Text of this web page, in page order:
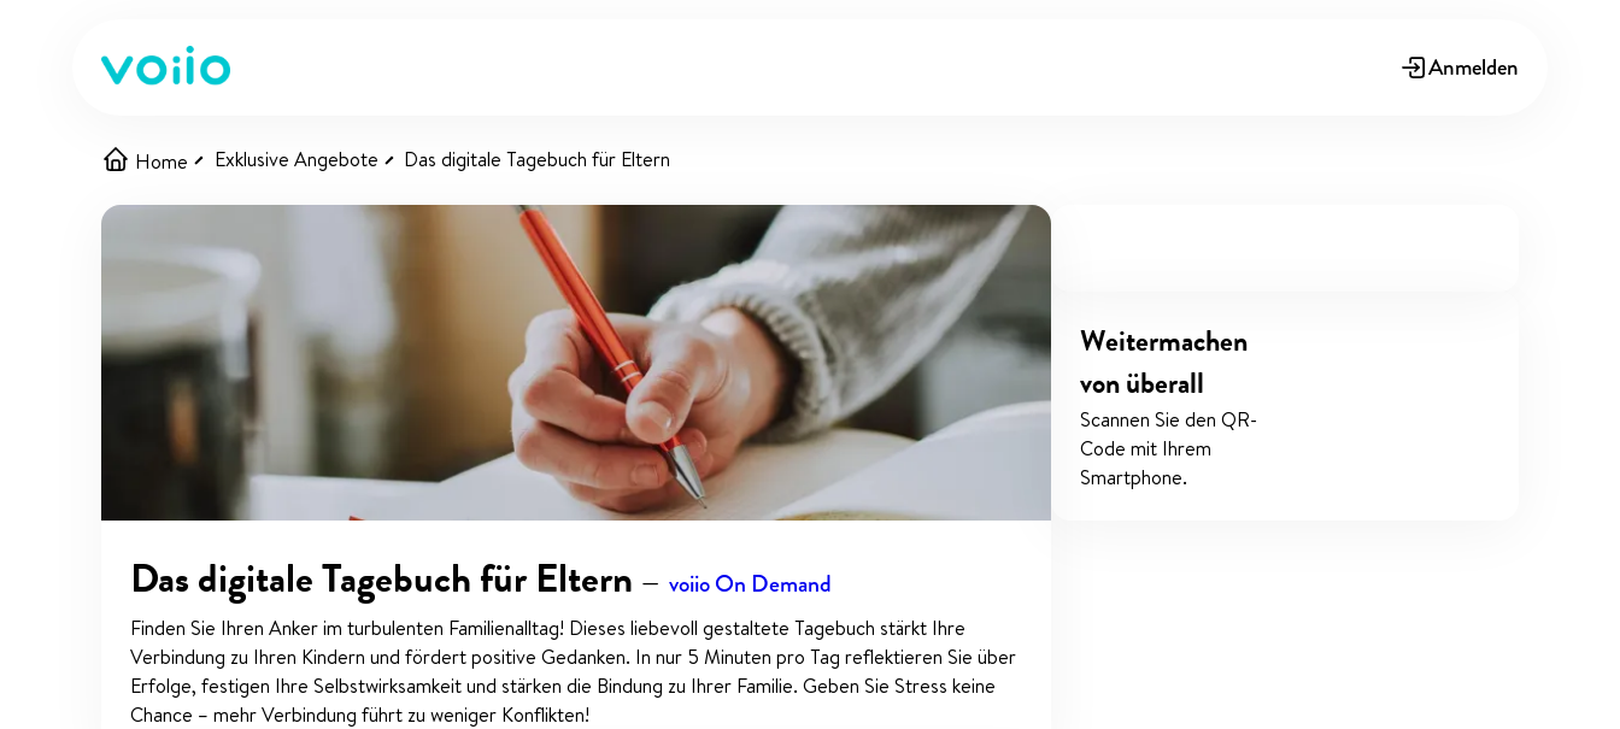
Anmelden
Home Exklusive Angebote Das digitale Tagebuch für Eltern
Das digitale Tagebuch für Eltern — voiio On Demand
Finden Sie Ihren Anker im turbulenten Familienalltag! Dieses liebevoll gestaltete Tagebuch stärkt Ihre
Verbindung zu Ihren Kindern und fördert positive Gedanken. In nur 5 Minuten pro Tag reflektieren Sie über
Erfolge, festigen Ihre Selbstwirksamkeit und stärken die Bindung zu Ihrer Familie. Geben Sie Stress keine
Chance – mehr Verbindung führt zu weniger Konflikten!
Weitermachen
von überall
Scannen Sie den QR-
Code mit Ihrem
Smartphone.